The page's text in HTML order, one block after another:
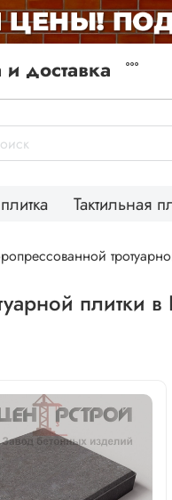
доставка
Тактильная
плитки в